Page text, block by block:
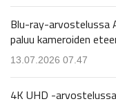
Blu-ray-arvostelussa
paluu kameroiden
13.07.2026 07.47
4K UHD -